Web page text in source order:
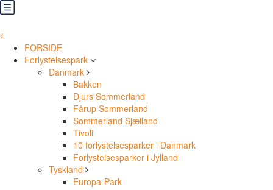
FORSIDE
Forlystelsespark
Danmark
Bakken
Djurs Sommerland
Fårup Sommerland
Sommerland Sjælland
Tivoli
10 forlystelsesparker i Danmark
Forlystelsesparker i Jylland
Tyskland
Europa-Park